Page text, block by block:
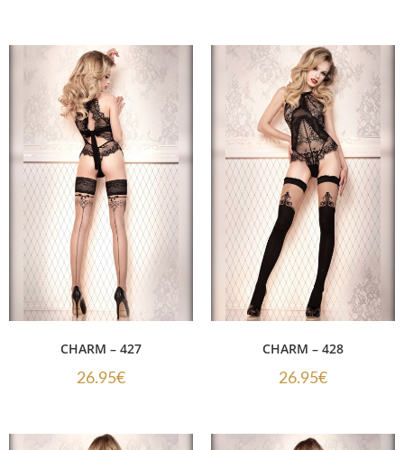
CHARM – 427
26.95€
CHARM – 428
26.95€